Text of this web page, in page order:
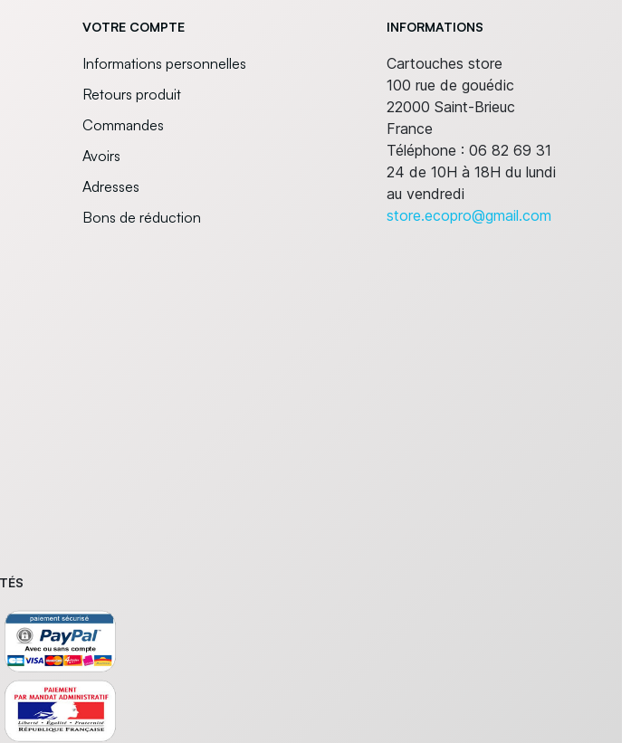
VOTRE COMPTE
Informations personnelles
Retours produit
Commandes
Avoirs
Adresses
Bons de réduction
INFORMATIONS
Cartouches store
100 rue de gouédic
22000 Saint-Brieuc
France
Téléphone : 06 82 69 31
24 de 10H à 18H du lundi
au vendredi
store.ecopro@gmail.com